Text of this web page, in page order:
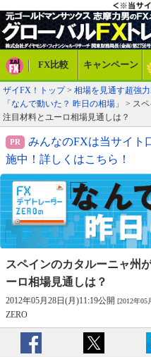
FX比較 キャンペーン
ザイFX！トップ> 相場を見通す超強
「なんで動いた？ 昨日の相場」
> ス
注目材料とユーロ相場見通しは？
みんなのFXは当サイト
施中！詳しくはこちら！
スペインのカタルーニャ州
ーロ相場見通しは？
2012年05月28日(月)11:19公開 [2012年05
ZERO